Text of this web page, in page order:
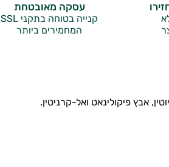
עסקה מאובטחת
קנייה בטוחה בתקני SSL
המחמירים ביותר
אבץ פיקולינאט ואל-קרניטין.